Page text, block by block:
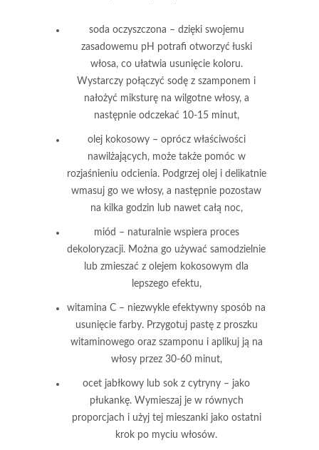
soda oczyszczona – dzięki swojemu
zasadowemu pH potrafi otworzyć łuski
włosa, co ułatwia usunięcie koloru.
Wystarczy połączyć sodę z szamponem i
nałożyć miksturę na wilgotne włosy, a
następnie odczekać 10-15 minut,
olej kokosowy– oprócz właściwości
nawilżających, może także pomóc w
rozjaśnieniu odcienia. Podgrzej olej i delikatnie
wmasuj go we włosy, a następnie pozostaw
na kilka godzin lub nawet całą noc,
miód – naturalnie wspiera proces
dekoloryzacji. Można go używać samodzielnie
lub zmieszać z olejem kokosowym dla
lepszego efektu,
witamina C – niezwykle efektywny sposób na
usunięcie farby. Przygotuj pastę z proszku
witaminowego oraz szamponu i aplikuj ją na
włosy przez 30-60 minut,
ocet jabłkowy lub sok z cytryny – jako
płukankę. Wymieszaj je w równych
proporcjach i użyj tej mieszanki jako ostatni
krok po myciu włosów.